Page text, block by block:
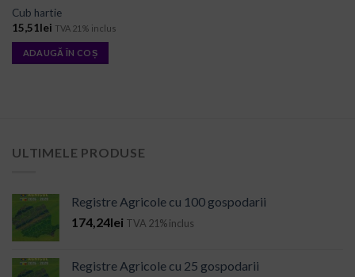
Cub hartie
15,51lei TVA 21% inclus
ADAUGĂ ÎN COȘ
ULTIMELE PRODUSE
Registre Agricole cu 100 gospodarii
174,24lei TVA 21% inclus
Registre Agricole cu 25 gospodarii